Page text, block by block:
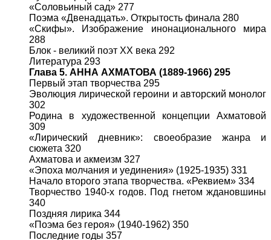
«Соловьиный сад» 277
Поэма «Двенадцать». Открытость финала 280
«Скифы». Изображение инонационального мира
288
Блок - великий поэт XX века 292
Литература 293
Глава 5. АННА АХМАТОВА (1889-1966) 295
Первый этап творчества 295
Эволюция лирической героини и авторский монолог
302
Родина в художественной концепции Ахматовой
309
«Лирический дневник»: своеобразие жанра и
сюжета 320
Ахматова и акмеизм 327
«Эпоха молчания и уединения» (1925-1935) 331
Начало второго этапа творчества. «Реквием» 334
Творчество 1940-х годов. Под гнетом ждановшины
340
Поздняя лирика 344
«Поэма без героя» (1940-1962) 350
Последние годы 357